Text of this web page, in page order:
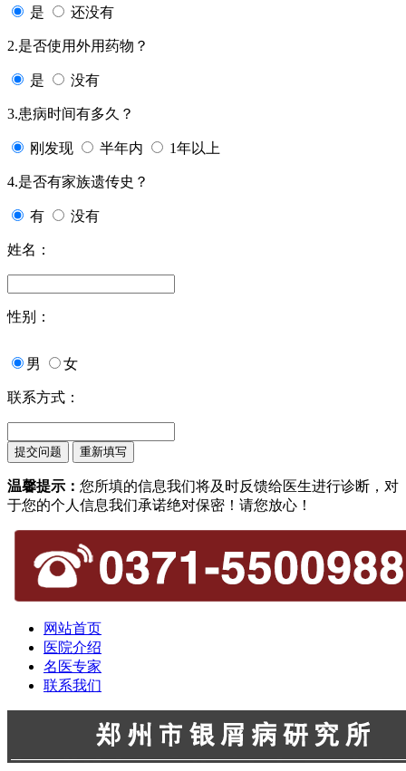
是 还没有
2.是否使用外用药物？
是 没有
3.患病时间有多久？
刚发现 半年内 1年以上
4.是否有家族遗传史？
有 没有
姓名：
性别：
男 女
联系方式：
温馨提示： 您所填的信息我们将及时反馈给医生进行诊断，对
于您的个人信息我们承诺绝对保密！请您放心！
网站首页
医院介绍
名医专家
联系我们